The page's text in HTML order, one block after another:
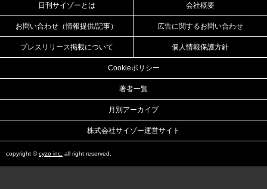
日刊サイゾーとは 会社概要
お問い合わせ（情報提供/記事） 広告に関するお問い合わせ
プレスリリース掲載について 個人情報保護方針
Cookieポリシー
著者一覧
月別アーカイブ
株式会社サイゾー運営サイト
copyright ©cyzo inc. all right reserved.